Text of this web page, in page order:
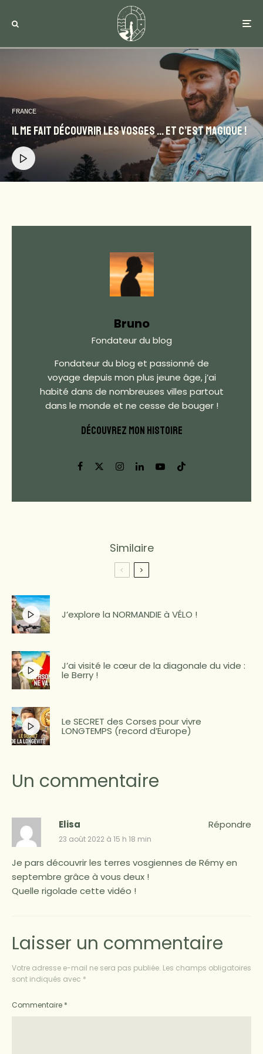
FRANCE
Il me fait découvrir les Vosges … et c’est magique !
Bruno
Fondateur du blog
Fondateur du blog et passionné de
voyage depuis mon plus jeune âge, j’ai
habité dans de nombreuses villes partout
dans le monde et ne cesse de bouger !
DÉCOUVREZ MON HISTOIRE
Similaire
J’explore la NORMANDIE à VÉLO !
J’ai visité le cœur de la diagonale du vide :
le Berry !
Le SECRET des Corses pour vivre
LONGTEMPS (record d’Europe)
Un commentaire
Elisa
23 août 2022 à 15 h 18 min
Je pars découvrir les terres vosgiennes de Rémy en
septembre grâce à vous deux !
Quelle rigolade cette vidéo !
Répondre
Laisser un commentaire
Votre adresse e-mail ne sera pas publiée. Les champs obligatoires
sont indiqués avec *
Commentaire *